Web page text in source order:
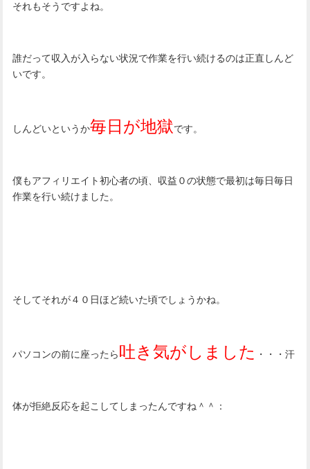
それもそうですよね。
誰だって収入が入らない状況で作業を行い続けるのは正直しんど
いです。
しんどいというか毎日が地獄です。
僕もアフィリエイト初心者の頃、収益０の状態で最初は毎日毎日
作業を行い続けました。
そしてそれが４０日ほど続いた頃でしょうかね。
パソコンの前に座ったら吐き気がしました ・・・汗
体が拒絶反応を起こしてしまったんですね＾＾：